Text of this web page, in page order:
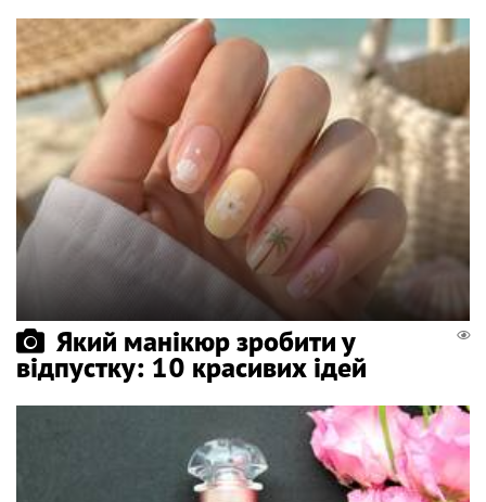
Який манікюр зробити у
відпустку: 10 красивих ідей